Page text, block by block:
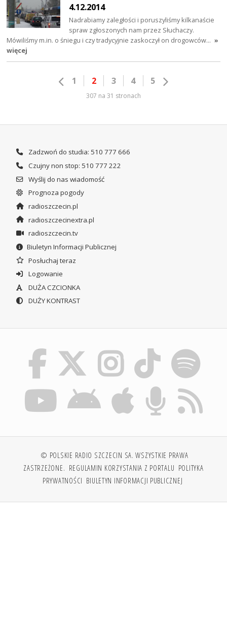
4.12.2014
Nadrabiamy zaległości i poruszyliśmy kilkanaście
spraw zgłoszonych nam przez Słuchaczy.
Mówiliśmy m.in. o śniegu i czy tradycyjnie zaskoczył on drogowców… »
więcej
1 2 3 4 5
307 na 31 stronach
Zadzwoń do studia: 510 777 666
Czujny non stop: 510 777 222
Wyślij do nas wiadomość
Prognoza pogody
radioszczecin.pl
radioszczecinextra.pl
radioszczecin.tv
Biuletyn Informacji Publicznej
Posłuchaj teraz
Logowanie
DUŻA CZCIONKA
DUŻY KONTRAST
© POLSKIE RADIO SZCZECIN SA. WSZYSTKIE PRAWA
ZASTRZEŻONE. REGULAMIN KORZYSTANIA Z PORTALU POLITYKA
PRYWATNOŚCI BIULETYN INFORMACJI PUBLICZNEJ